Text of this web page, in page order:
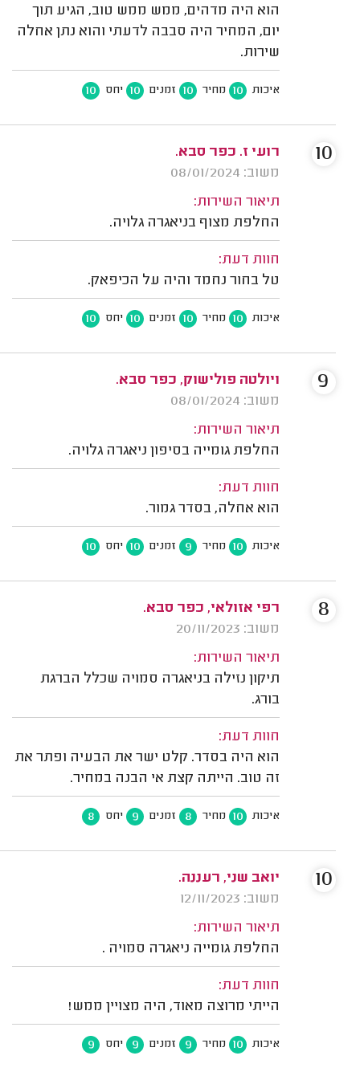
הוא היה מדהים, ממש ממש טוב, הגיע תוך
יום, המחיר היה סבבה לדעתי והוא נתן אחלה
שירות.
איכות 10 מחיר 10 זמנים 10 יחס 10
רועי ז. כפר סבא.
משוב: 08/01/2024
תיאור השירות:
החלפת מצוף בניאגרה גלויה.
חוות דעת:
טל בחור נחמד והיה על הכיפאק.
איכות 10 מחיר 10 זמנים 10 יחס 10
10
ויולטה פולישוק, כפר סבא.
משוב: 08/01/2024
תיאור השירות:
החלפת גומייה בסיפון ניאגרה גלויה.
חוות דעת:
הוא אחלה, בסדר גמור.
איכות 10 מחיר 9 זמנים 10 יחס 10
9
רפי אזולאי, כפר סבא.
משוב: 20/11/2023
תיאור השירות:
תיקון נזילה בניאגרה סמויה שכלל הברגת
בורג.
חוות דעת:
הוא היה בסדר. קלט ישר את הבעיה ופתר את
זה טוב. הייתה קצת אי הבנה במחיר.
איכות 10 מחיר 8 זמנים 9 יחס 8
8
יואב שני, רעננה.
משוב: 12/11/2023
תיאור השירות:
החלפת גומייה ניאגרה סמויה .
חוות דעת:
הייתי מרוצה מאוד, היה מצויין ממש!
איכות 10 מחיר 9 זמנים 9 יחס 9
10